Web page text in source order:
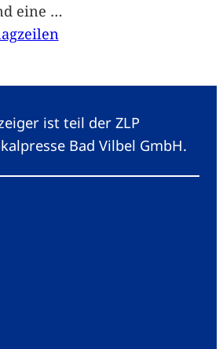
eine …
ist teil der ZLP
Bad Vilbel GmbH.